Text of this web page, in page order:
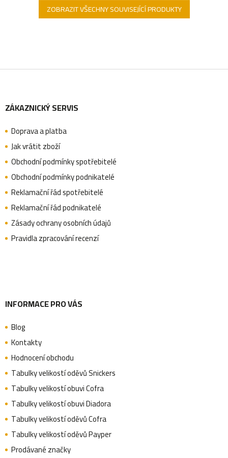
ZOBRAZIT VŠECHNY SOUVISEJÍCÍ PRODUKTY
á
p
a
t
ZÁKAZNICKÝ SERVIS
Doprava a platba
Jak vrátit zboží
Obchodní podmínky spotřebitelé
Obchodní podmínky podnikatelé
Reklamační řád spotřebitelé
Reklamační řád podnikatelé
Zásady ochrany osobních údajů
Pravidla zpracování recenzí
INFORMACE PRO VÁS
Blog
Kontakty
Hodnocení obchodu
Tabulky velikostí oděvů Snickers
Tabulky velikostí obuvi Cofra
Tabulky velikostí obuvi Diadora
Tabulky velikostí oděvů Cofra
Tabulky velikostí oděvů Payper
Prodávané značky